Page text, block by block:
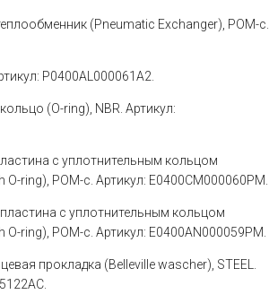
(Pneumatic Exchanger), POM-c.
P0400AL000061A2.
(O-ring), NBR. Артикул:
с уплотнительным кольцом
O-ring), POM-c. Артикул: E0400CM000060PM.
с уплотнительным кольцом
O-ring), POM-c. Артикул: E0400AN000059PM.
прокладка (Belleville wascher), STEEL.